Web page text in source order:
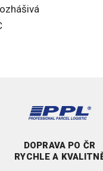
DOPRAVA PO ČR
RYCHLE A